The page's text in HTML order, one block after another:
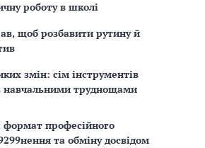
роботу в школі
щоб розбавити рутину й
змін: сім інструментів
навчальними труднощами
професійного
та обміну досвідом